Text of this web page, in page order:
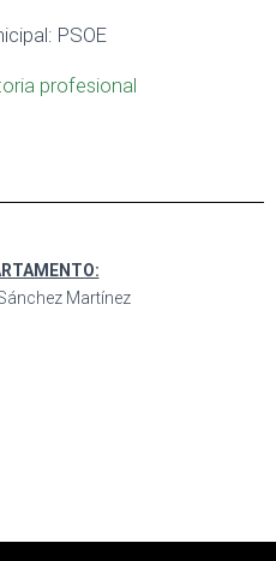
PSOE
profesional
Martínez